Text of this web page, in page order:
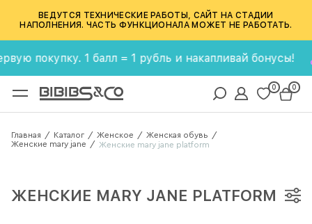
ВЕДУТСЯ ТЕХНИЧЕСКИЕ РАБОТЫ, САЙТ НА СТАДИИ
НАПОЛНЕНИЯ. ЧАСТЬ ФУНКЦИОНАЛА МОЖЕТ НЕ РАБОТАТЬ.
1 балл = 1 рубль и накапливай бонусы!
0 0
Главная / Каталог / Женское / Женская обувь /
Женские mary jane / Женские mary jane platform
ЖЕНСКИЕ MARY JANE PLATFORM